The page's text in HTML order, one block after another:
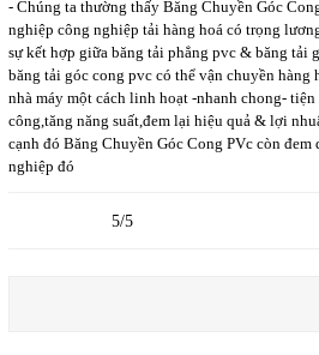
- Chúng ta thường thấy Băng Chuyền Góc
nghiệp công nghiệp tải hàng hoá có trọng
sự kết hợp giữa băng tải phẳng pvc & băng tải
băng tải góc cong pvc có thể vận chuyền
nhà máy một cách linh hoạt -nhanh chong-
công,tăng năng suất,đem lại hiệu quả & lợi
cạnh đó Băng Chuyền Góc Cong PVc còn
nghiệp đó
5/5